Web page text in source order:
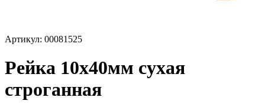
Артикул: 00081525
Рейка 10х40мм сухая
строганная